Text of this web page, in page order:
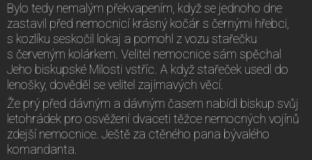
Bylo tedy nemalým překvapením, když se jednoho dne
zastavil před nemocnicí krásný kočár s černými hřebci,
s kozlíku seskočil lokaj a pomohl z vozu stařečku
s červeným kolárkem. Velitel nemocnice sám spěchal
Jeho biskupské Milosti vstříc. A když stařeček usedl do
lenošky, dověděl se velitel zajímavých věcí.
Že prý před dávným a dávným časem nabídl biskup svůj
letohrádek pro osvěžení dvaceti těžce nemocných vojínů
zdejší nemocnice. Ještě za ctěného pana bývalého
komandanta.